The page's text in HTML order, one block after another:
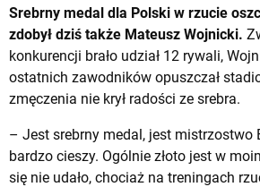
Srebrny medal dla Polski w rzucie
zdobył dziś także Mateusz Wojnicki.
konkurencji brało udział 12 rywali,
ostatnich zawodników opuszczał
zmęczenia nie krył radości ze srebra.
– Jest srebrny medal, jest mistrzostwo
bardzo cieszy. Ogólnie złoto jest w
się nie udało, chociaż na treningach